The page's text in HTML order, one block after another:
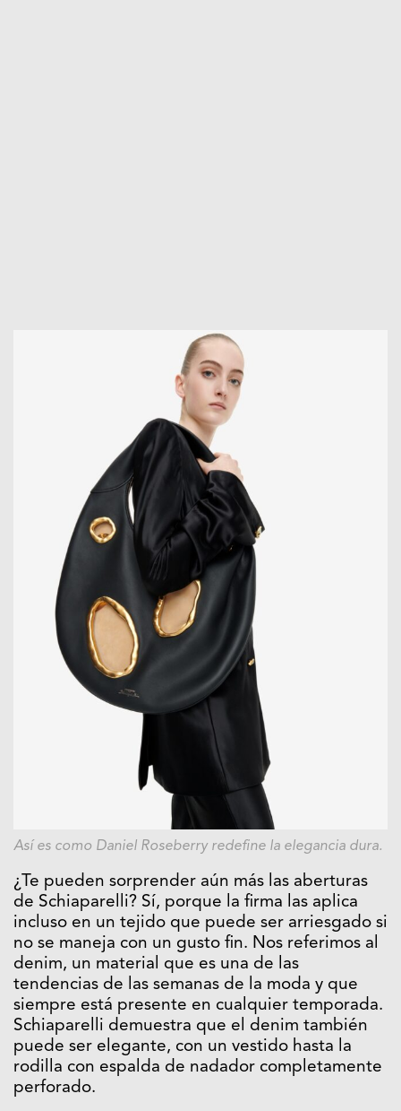
Así es como Daniel Roseberry redefine la elegancia dura.
¿Te pueden sorprender aún más las aberturas
de Schiaparelli? Sí, porque la firma las aplica
incluso en un tejido que puede ser arriesgado si
no se maneja con un gusto fin. Nos referimos al
denim, un material que es una de las
tendencias de las semanas de la moda y que
siempre está presente en cualquier temporada.
Schiaparelli demuestra que el denim también
puede ser elegante, con un vestido hasta la
rodilla con espalda de nadador completamente
perforado.